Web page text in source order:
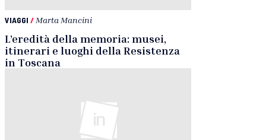
VIAGGI / Marta Mancini
L’eredità della memoria: musei,
itinerari e luoghi della Resistenza
in Toscana